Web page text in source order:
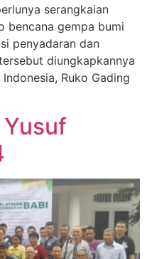
serangkaian
bencana gempa bumi
penyadaran dan
diungkapkannya
Ruko Gading